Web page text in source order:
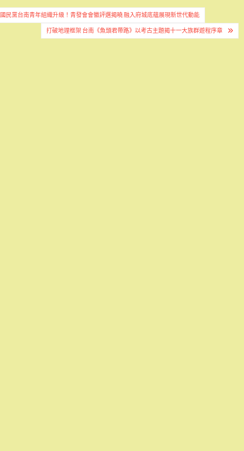
國民黨台南青年組織升級！青發會會徽評選揭曉 融入府城底蘊展現新世代動能
打破地理框架 台南《魚頭君帶路》以考古主題揭十一大族群遊程序章